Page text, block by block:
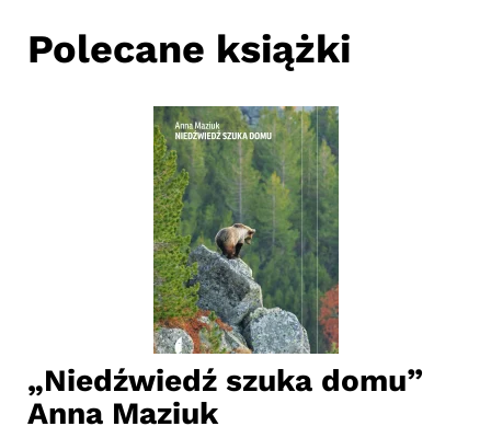
Polecane książki
„Niedźwiedź szuka domu”
Anna Maziuk